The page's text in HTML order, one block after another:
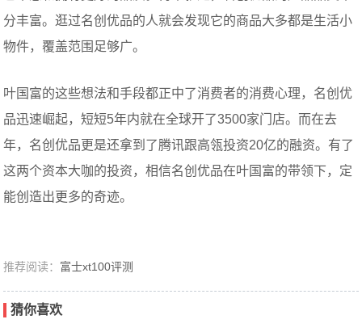
分丰富。逛过名创优品的人就会发现它的商品大多都是生活小
物件，覆盖范围足够广。
叶国富的这些想法和手段都正中了消费者的消费心理，名创优
品迅速崛起，短短5年内就在全球开了3500家门店。而在去
年，名创优品更是还拿到了腾讯跟高瓴投资20亿的融资。有了
这两个资本大咖的投资，相信名创优品在叶国富的带领下，定
能创造出更多的奇迹。
推荐阅读： 富士xt100评测
猜你喜欢